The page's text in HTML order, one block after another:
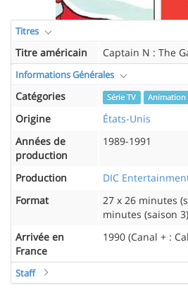
Titres
Titre américain Captain N : The
Informations Générales
Catégories Série TV Animation
Origine
États-Unis
Années de
production
1989-1991
Production
DIC
Format
27 x 26 minutes
minutes (saison 3)
Arrivée en
France
1990 (Canal + :
Staff